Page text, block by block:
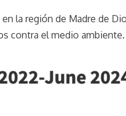
la región de Madre de
contra el medio ambiente.